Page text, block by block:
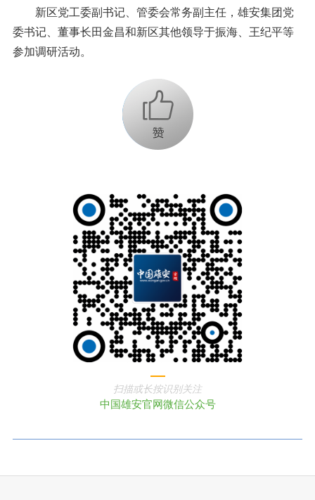
新区党工委副书记、管委会常务副主任，雄安集团党
委书记、董事长田金昌和新区其他领导于振海、王纪平等
参加调研活动。
+1
扫描或长按识别关注
中国雄安官网微信公众号